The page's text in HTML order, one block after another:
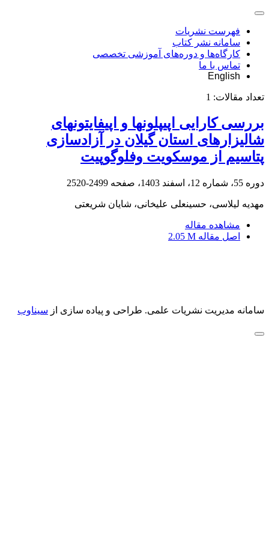
فهرست نشریات
سامانه نشر کتاب
کارگاه‌ها و دوره‌های آموزشی تخصصی
تماس با ما
English
تعداد مقالات: 1
بررسی کارایی اپی‎پلون‎ها و اپی‎فایتون‎های
شالیزارهای استان گیلان در آزادسازی
پتاسیم از موسکویت وفلوگوپیت
دوره 55، شماره 12، اسفند 1403، صفحه 2499-2520
مهدیه لیلاسی، حسینعلی علیخانی، شایان شریعتی
مشاهده مقاله
اصل مقاله 2.05 M
سامانه مدیریت نشریات علمی. طراحی و پیاده سازی از سیناوب